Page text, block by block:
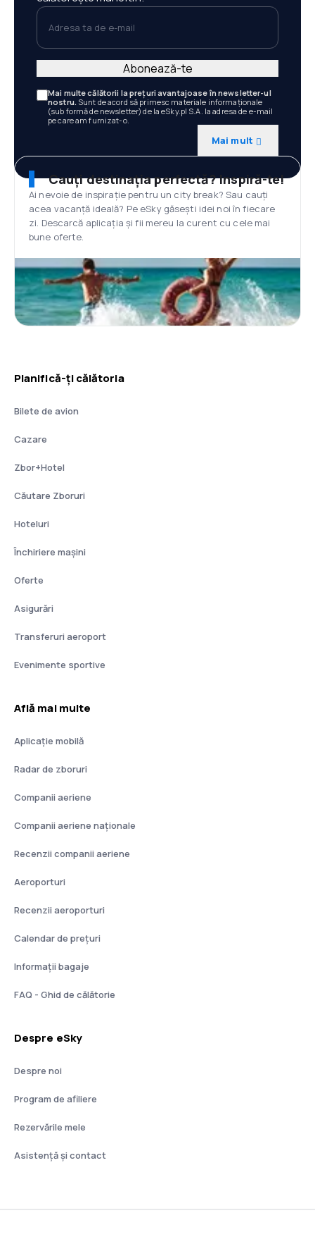
Adresa ta de e-mail
Mai multe călătorii la prețuri avantajoase în newsletter-ul
nostru. Sunt de acord să primesc materiale informaționale
(sub formă de newsletter) de la eSky.pl S.A. la adresa de e-mail
pe care am furnizat-o.
Mai mult
Abonează-te
Cauți destinația perfectă? Inspiră-te!
Ai nevoie de inspirație pentru un city break? Sau cauți
acea vacanță ideală? Pe eSky găsești idei noi în fiecare
zi. Descarcă aplicația și fii mereu la curent cu cele mai
bune oferte.
Planifică-ți călătoria
Bilete de avion
Cazare
Zbor+Hotel
Căutare Zboruri
Hoteluri
Închiriere mașini
Oferte
Asigurări
Transferuri aeroport
Evenimente sportive
Află mai multe
Aplicație mobilă
Radar de zboruri
Companii aeriene
Companii aeriene naţionale
Recenzii companii aeriene
Aeroporturi
Recenzii aeroporturi
Calendar de prețuri
Informații bagaje
FAQ - Ghid de călătorie
Despre eSky
Despre noi
Program de afiliere
Rezervările mele
Asistenţă şi contact